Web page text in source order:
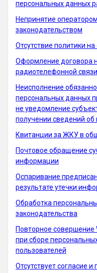
персональных данных
Непринятие
законодательством
Отсутствие политики на
Оформление договора
радиотелефонной
Неисполнение
персональных данных
не уведомление
получении сведений
Квитанции за ЖКУ в
Почтовое обращение
информации
Оспаривание
результате утечки
Обработка
законодательства
Повторное совершение
при сборе
пользователей
Отсутствует согласие и